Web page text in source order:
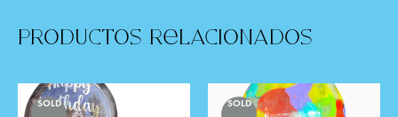
Productos Relacionados
SOLD
SOLD